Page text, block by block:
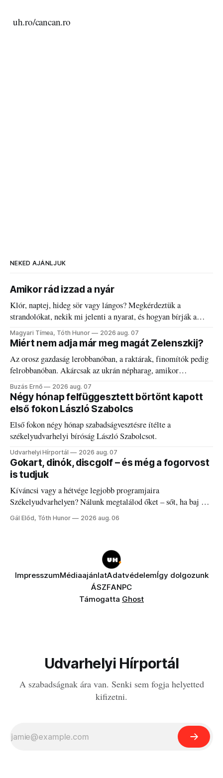
uh.ro/cancan.ro
NEKED AJÁNLJUK
Amikor rád izzad a nyár
Klór, naptej, hideg sör vagy lángos? Megkérdeztük a
strandolókat, nekik mi jelenti a nyarat, és hogyan bírják a
kánikulát.
Magyari Tímea, Tóth Hunor 2026 aug. 07
Miért nem adja már meg magát Zelenszkij?
Az orosz gazdaság lerobbanóban, a raktárak, finomítók pedig
felrobbanóban. Akárcsak az ukrán népharag, amikor
elégedetlen vezetőivel.
Buzás Ernő 2026 aug. 07
Négy hónap felfüggesztett börtönt kapott
első fokon László Szabolcs
Első fokon négy hónap szabadságvesztésre ítélte a
székelyudvarhelyi bíróság László Szabolcsot.
Udvarhelyi Hírportál 2026 aug. 07
Gokart, dinók, discgolf – és még a fogorvost
is tudjuk
Kíváncsi vagy a hétvége legjobb programjaira
Székelyudvarhelyen? Nálunk megtalálod őket – sőt, ha baj van
a fogaddal, a fogorvosi ügyeletet is!
Gál Előd, Tóth Hunor 2026 aug. 06
ImpresszumMédiaajánlatAdatvédelemÍgy dolgozunk
ÁSZFANPC
Támogatta Ghost
Udvarhelyi Hírportál
A szabadságnak ára van. Senki sem fogja helyetted
kifizetni.